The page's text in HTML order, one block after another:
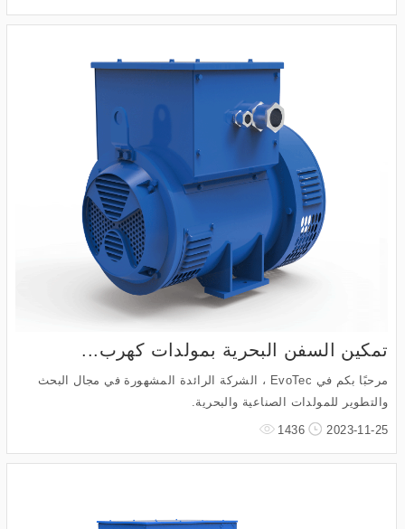
تمكين السفن البحرية بمولدات كهرب...
مرحبًا بكم في EvoTec ، الشركة الرائدة المشهورة في مجال البحث
والتطوير للمولدات الصناعية والبحرية.
2023-11-25
1436